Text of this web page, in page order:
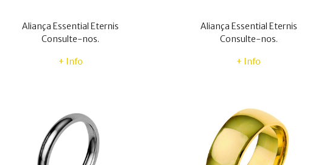
Aliança Essential Eternis
Consulte-nos.
+ Info
Aliança Essential Eternis
Consulte-nos.
+ Info